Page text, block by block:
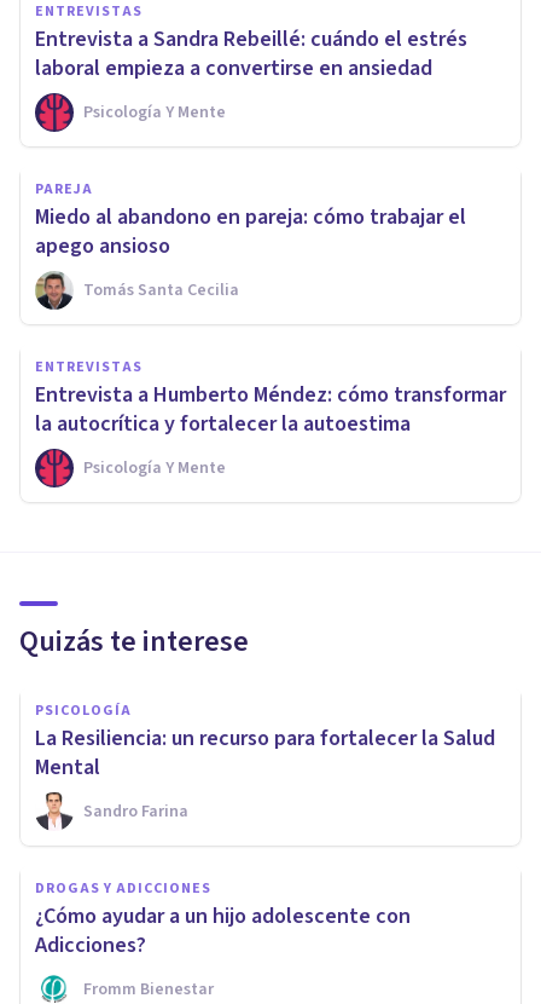
ENTREVISTAS
Entrevista a Sandra Rebeillé: cuándo el estrés
laboral empieza a convertirse en ansiedad
Psicología Y Mente
PAREJA
Miedo al abandono en pareja: cómo trabajar el
apego ansioso
Tomás Santa Cecilia
ENTREVISTAS
Entrevista a Humberto Méndez: cómo transformar
la autocrítica y fortalecer la autoestima
Psicología Y Mente
Quizás te interese
PSICOLOGÍA
La Resiliencia: un recurso para fortalecer la Salud
Mental
Sandro Farina
DROGAS Y ADICCIONES
¿Cómo ayudar a un hijo adolescente con
Adicciones?
Fromm Bienestar